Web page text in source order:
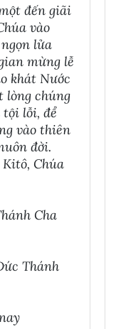
đến giãi
vào
lửa
mừng lễ
khát Nước
lòng chúng
lỗi, để
vào thiên
đời.
Chúa
Cha
Thánh